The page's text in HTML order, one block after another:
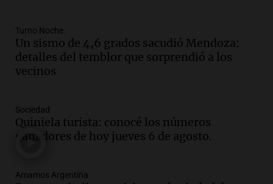
sobre los parques educativos
Amamos Argentina
Episodios
Audio.
durante la primavera
Informados al regreso
Episodios
tras fuertes vientos
Turno Noche
Un sismo de 4,6 grados sacudió Mendoza:
detalles del temblor que sorprendió a los
vecinos
Sociedad
Quiniela turista: conocé los números
ganadores de hoy jueves 6 de agosto.
Amamos Argentina